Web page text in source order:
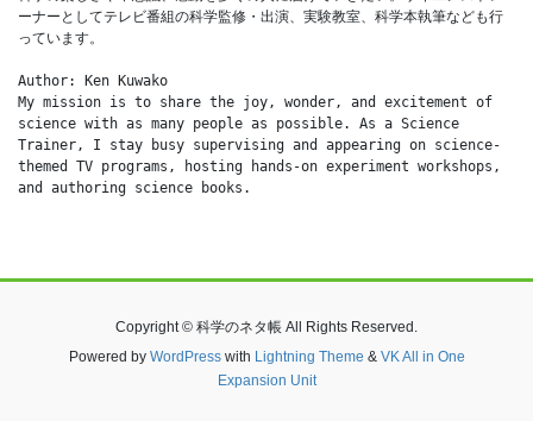
ーナーとしてテレビ番組の科学監修・出演、実験教室、科学本執筆なども行
っています。
Author: Ken Kuwako
My mission is to share the joy, wonder, and excitement of
science with as many people as possible. As a Science
Trainer, I stay busy supervising and appearing on science-
themed TV programs, hosting hands-on experiment workshops,
and authoring science books.
Copyright © 科学のネタ帳 All Rights Reserved.
Powered by WordPresswith Lightning Theme & VK All in One
Expansion Unit